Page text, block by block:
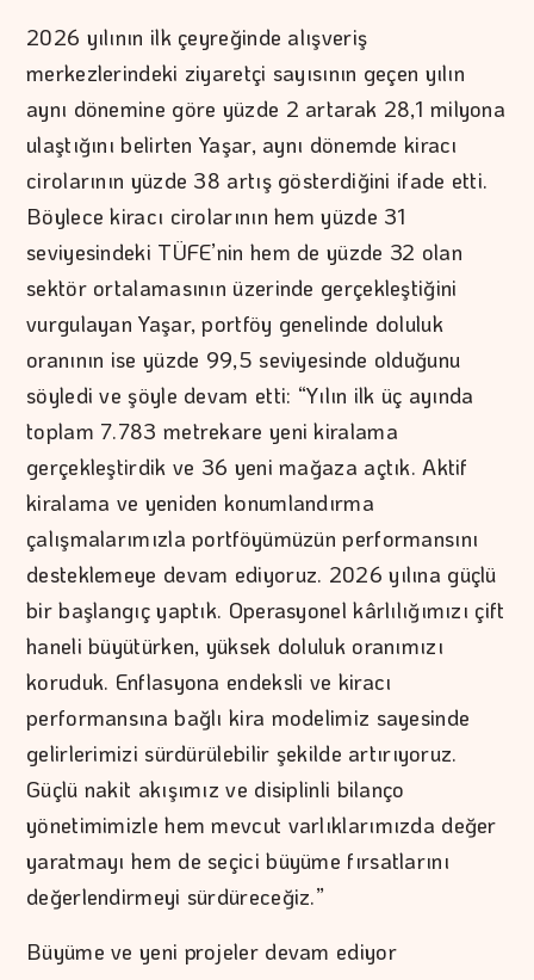
2026 yılının ilk çeyreğinde alışveriş
merkezlerindeki ziyaretçi sayısının geçen yılın
aynı dönemine göre yüzde 2 artarak 28,1 milyona
ulaştığını belirten Yaşar, aynı dönemde kiracı
cirolarının yüzde 38 artış gösterdiğini ifade etti.
Böylece kiracı cirolarının hem yüzde 31
seviyesindeki TÜFE’nin hem de yüzde 32 olan
sektör ortalamasının üzerinde gerçekleştiğini
vurgulayan Yaşar, portföy genelinde doluluk
oranının ise yüzde 99,5 seviyesinde olduğunu
söyledi ve şöyle devam etti: “Yılın ilk üç ayında
toplam 7.783 metrekare yeni kiralama
gerçekleştirdik ve 36 yeni mağaza açtık. Aktif
kiralama ve yeniden konumlandırma
çalışmalarımızla portföyümüzün performansını
desteklemeye devam ediyoruz. 2026 yılına güçlü
bir başlangıç yaptık. Operasyonel kârlılığımızı çift
haneli büyütürken, yüksek doluluk oranımızı
koruduk. Enflasyona endeksli ve kiracı
performansına bağlı kira modelimiz sayesinde
gelirlerimizi sürdürülebilir şekilde artırıyoruz.
Güçlü nakit akışımız ve disiplinli bilanço
yönetimimizle hem mevcut varlıklarımızda değer
yaratmayı hem de seçici büyüme fırsatlarını
değerlendirmeyi sürdüreceğiz.”
Büyüme ve yeni projeler devam ediyor